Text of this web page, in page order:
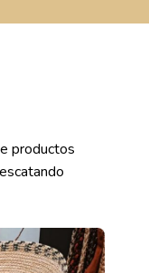
productos